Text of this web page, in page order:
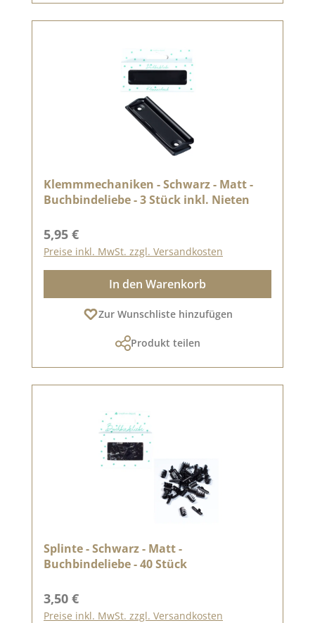
Klemmmechaniken - Schwarz - Matt -
Buchbindeliebe - 3 Stück inkl. Nieten
Regulärer Preis:
5,95 €
Preise inkl. MwSt. zzgl. Versandkosten
In den Warenkorb
Zur Wunschliste hinzufügen
Produkt teilen
Splinte - Schwarz - Matt -
Buchbindeliebe - 40 Stück
Regulärer Preis:
3,50 €
Preise inkl. MwSt. zzgl. Versandkosten